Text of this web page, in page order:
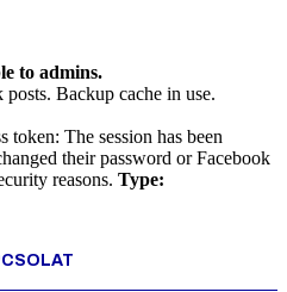
to admins.
Backup cache in use.
token: The session has been
their password or Facebook
reasons. Type: